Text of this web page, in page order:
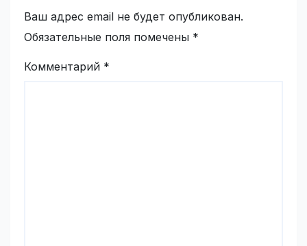
Ваш адрес email не будет опубликован.
Обязательные поля помечены *
Комментарий *